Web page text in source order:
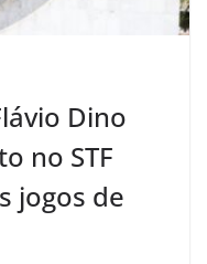
Dino
no STF
jogos de